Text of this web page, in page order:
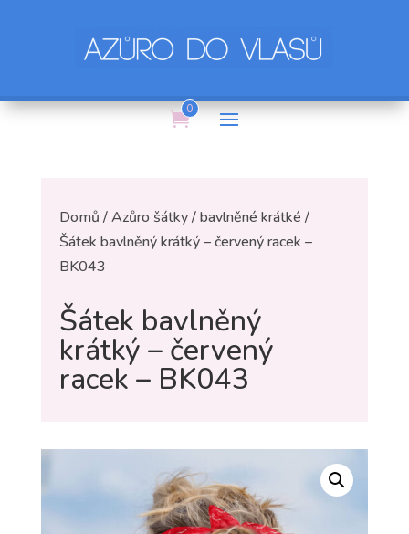
0
Domů /Azůro šátky/bavlněné krátké /
Šátek bavlněný krátký – červený racek –
BK043
Šátek bavlněný
krátký – červený
racek – BK043